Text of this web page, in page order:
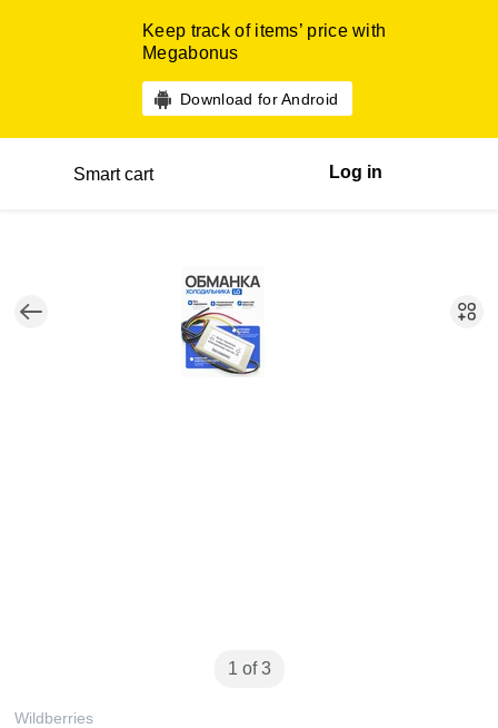
Keep track of items’ price with
Megabonus
Download for Android
Smart cart Log in
1 of 3
Wildberries